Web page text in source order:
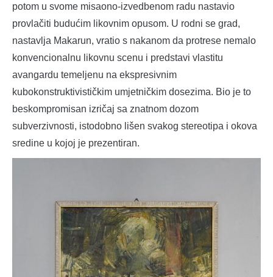
potom u svome misaono-izvedbenom radu nastavio
provlačiti budućim likovnim opusom. U rodni se grad,
nastavlja Makarun, vratio s nakanom da protrese nemalo
konvencionalnu likovnu scenu i predstavi vlastitu
avangardu temeljenu na ekspresivnim
kubokonstruktivističkim umjetničkim dosezima. Bio je to
beskompromisan izričaj sa znatnom dozom
subverzivnosti, istodobno lišen svakog stereotipa i okova
sredine u kojoj je prezentiran.